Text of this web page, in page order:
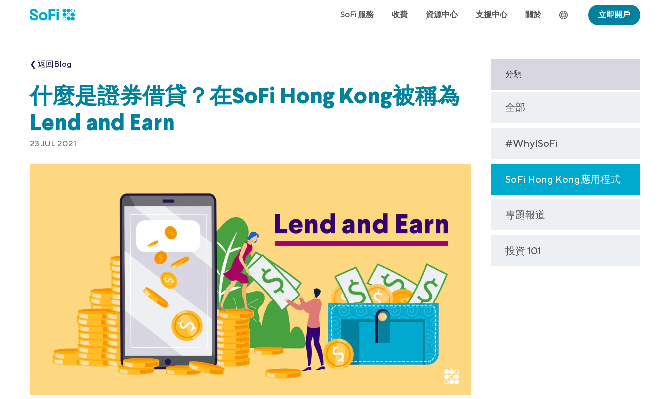
SoFi 服務 收費 資源中心 支援中心 關於 立即開戶
❮ 返回Blog
什麼是證券借貸？在SoFi Hong Kong被稱為
Lend and Earn
23 JUL 2021
分類
全部
#WhyISoFi
SoFi Hong Kong應用程式
專題報道
投資 101